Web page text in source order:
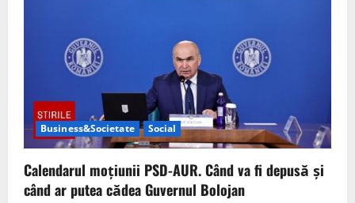
i
o
n
Business&Societate Social
Calendarul moțiunii PSD-AUR. Când va fi depusă și
când ar putea cădea Guvernul Bolojan